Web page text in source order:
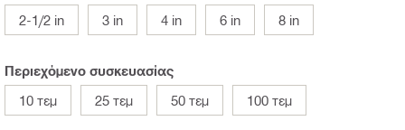
2-1/2 in 3 in 4 in 6 in 8 in
Περιεχόμενο συσκευασίας
10 τεμ
25 τεμ 50 τεμ 100 τεμ